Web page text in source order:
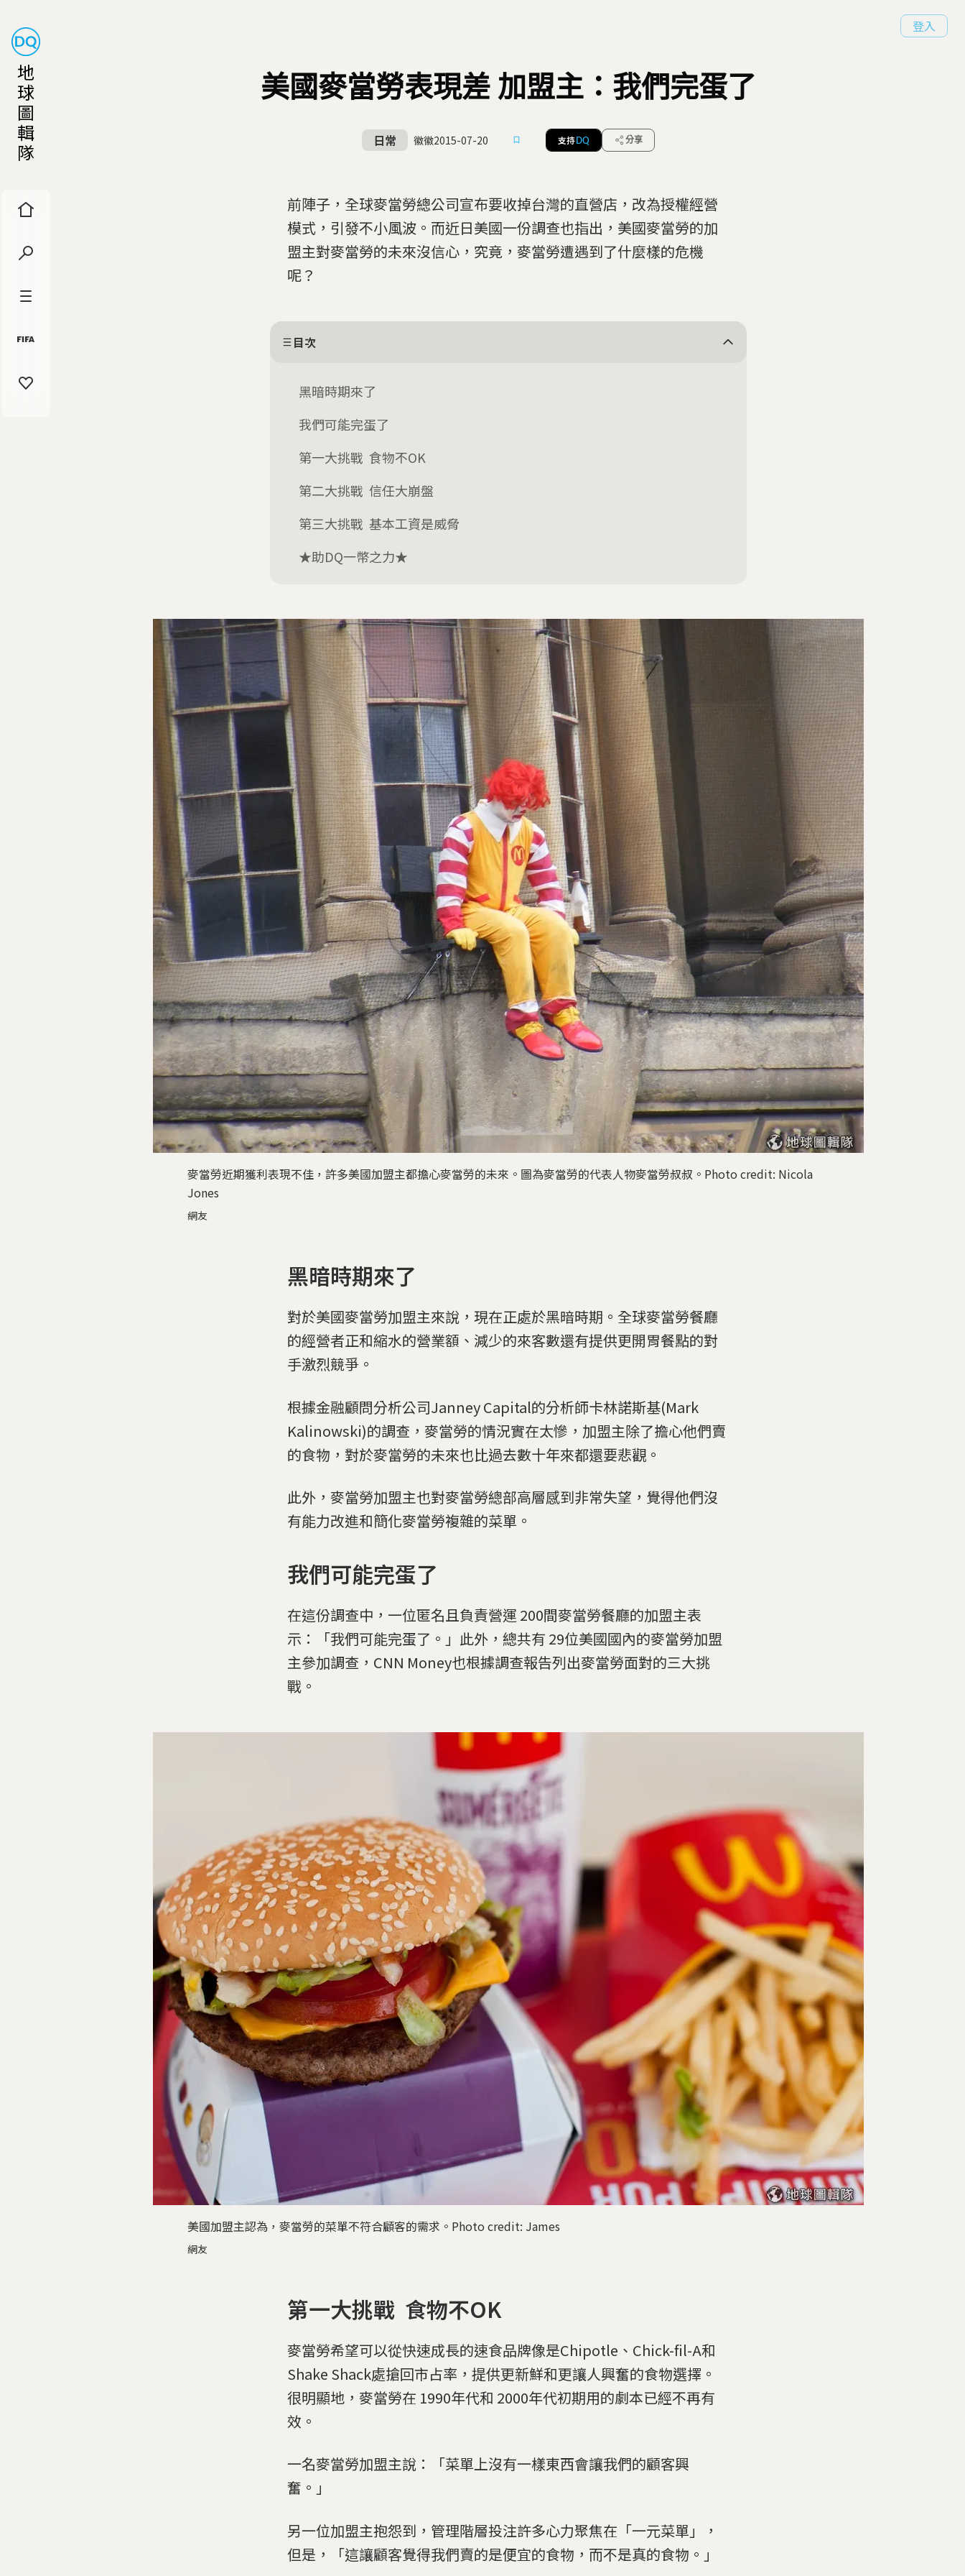
地
球
圖
輯
隊
登入
美國麥當勞表現差 加盟主：我們完蛋了
日常 徽徽2015-07-20 支持 DQ 分享
前陣子，全球麥當勞總公司宣布要收掉台灣的直營店，改為授權經營
模式，引發不小風波。而近日美國一份調查也指出，美國麥當勞的加
盟主對麥當勞的未來沒信心，究竟，麥當勞遭遇到了什麼樣的危機
呢？
目次
黑暗時期來了
我們可能完蛋了
第一大挑戰 食物不OK
第二大挑戰 信任大崩盤
第三大挑戰 基本工資是威脅
★助DQ一幣之力★
麥當勞近期獲利表現不佳，許多美國加盟主都擔心麥當勞的未來。圖為麥當勞的代表人物麥當勞叔叔。Photo credit: Nicola
Jones
網友
黑暗時期來了
對於美國麥當勞加盟主來說，現在正處於黑暗時期。全球麥當勞餐廳
的經營者正和縮水的營業額、減少的來客數還有提供更開胃餐點的對
手激烈競爭。
根據金融顧問分析公司Janney Capital的分析師卡林諾斯基(Mark
Kalinowski)的調查，麥當勞的情況實在太慘，加盟主除了擔心他們賣
的食物，對於麥當勞的未來也比過去數十年來都還要悲觀。
此外，麥當勞加盟主也對麥當勞總部高層感到非常失望，覺得他們沒
有能力改進和簡化麥當勞複雜的菜單。
我們可能完蛋了
在這份調查中，一位匿名且負責營運 200間麥當勞餐廳的加盟主表
示：「我們可能完蛋了。」此外，總共有 29位美國國內的麥當勞加盟
主參加調查，CNN Money也根據調查報告列出麥當勞面對的三大挑
戰。
美國加盟主認為，麥當勞的菜單不符合顧客的需求。Photo credit: James
網友
第一大挑戰 食物不OK
麥當勞希望可以從快速成長的速食品牌像是Chipotle、Chick-fil-A和
Shake Shack處搶回市占率，提供更新鮮和更讓人興奮的食物選擇。
很明顯地，麥當勞在 1990年代和 2000年代初期用的劇本已經不再有
效。
一名麥當勞加盟主說：「菜單上沒有一樣東西會讓我們的顧客興
奮。」
另一位加盟主抱怨到，管理階層投注許多心力聚焦在「一元菜單」，
但是，「這讓顧客覺得我們賣的是便宜的食物，而不是真的食物。」